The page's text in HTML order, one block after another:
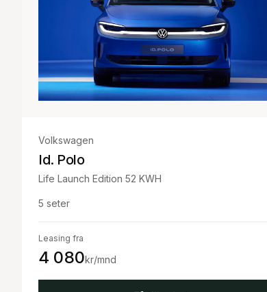
Volkswagen
Id. Polo
Life Launch Edition 52 KWH
5 seter
Leasing fra
4 080kr/mnd